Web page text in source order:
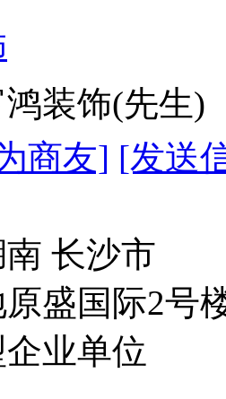
鸿装饰(先
商友] [发送
长沙市
盛国际2号
企业单位